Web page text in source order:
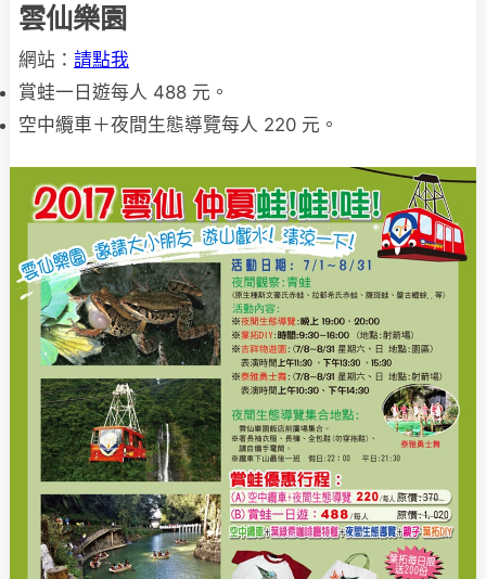
雲仙樂園
網站： 請點我
賞蛙一日遊每人 488 元。
空中纜車＋夜間生態導覽每人 220 元。